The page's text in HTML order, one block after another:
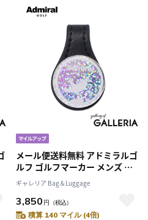
メール便送料無料 アドミラルゴ
ルフ ゴルフマーカー メンズ レ
ディース マグネット クリップ
Admiral GOLF マーカー ブラン
ド 大人 ゴルフ ホログラム ロゴ
かっこいい マーカーアクリルメ
ギャレリア Bag＆Luggage
3,850 円 （税込）
積算 140 マイル (4倍)